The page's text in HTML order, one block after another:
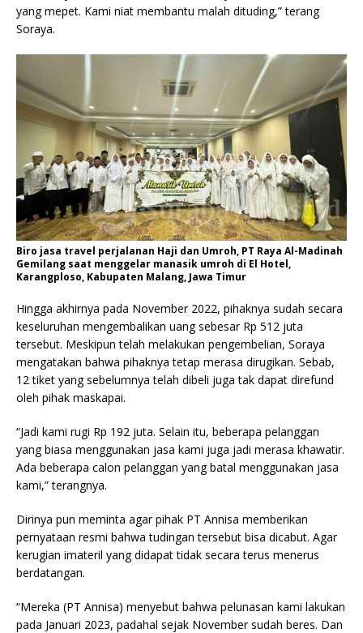
yang mepet. Kami niat membantu malah dituding,” terang
Soraya.
Biro jasa travel perjalanan Haji dan Umroh, PT Raya Al-Madinah
Gemilang saat menggelar manasik umroh di El Hotel,
Karangploso, Kabupaten Malang, Jawa Timur
Hingga akhirnya pada November 2022, pihaknya sudah secara
keseluruhan mengembalikan uang sebesar Rp 512 juta
tersebut. Meskipun telah melakukan pengembelian, Soraya
mengatakan bahwa pihaknya tetap merasa dirugikan. Sebab,
12 tiket yang sebelumnya telah dibeli juga tak dapat direfund
oleh pihak maskapai.
“Jadi kami rugi Rp 192 juta. Selain itu, beberapa pelanggan
yang biasa menggunakan jasa kami juga jadi merasa khawatir.
Ada beberapa calon pelanggan yang batal menggunakan jasa
kami,” terangnya.
Dirinya pun meminta agar pihak PT Annisa memberikan
pernyataan resmi bahwa tudingan tersebut bisa dicabut. Agar
kerugian imateril yang didapat tidak secara terus menerus
berdatangan.
“Mereka (PT Annisa) menyebut bahwa pelunasan kami lakukan
pada Januari 2023, padahal sejak November sudah beres. Dan